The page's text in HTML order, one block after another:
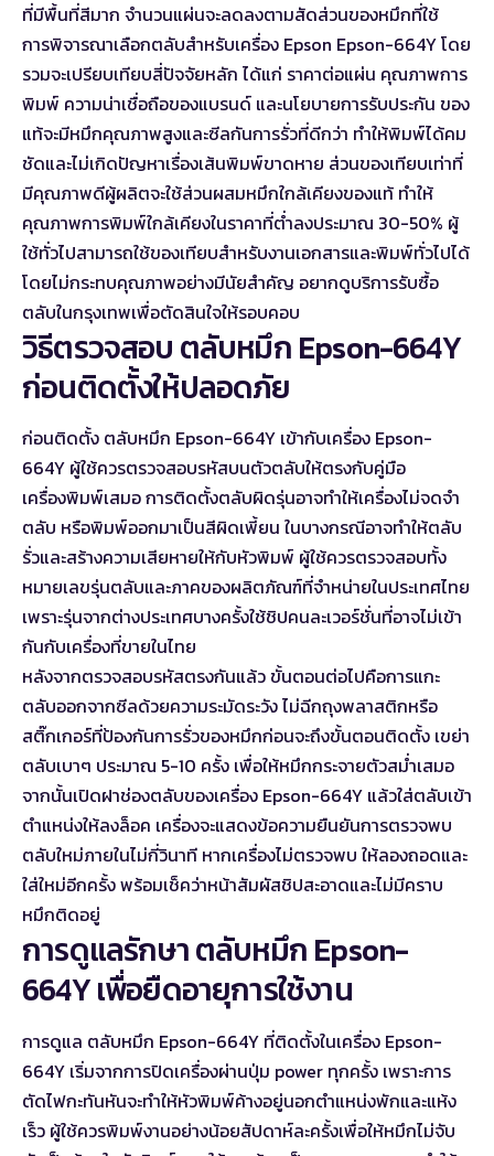
ที่มีพื้นที่สีมาก จำนวนแผ่นจะลดลงตามสัดส่วนของหมึกที่ใช้
การพิจารณาเลือกตลับสำหรับเครื่อง Epson Epson-664Y โดย
รวมจะเปรียบเทียบสี่ปัจจัยหลัก ได้แก่ ราคาต่อแผ่น คุณภาพการ
พิมพ์ ความน่าเชื่อถือของแบรนด์ และนโยบายการรับประกัน ของ
แท้จะมีหมึกคุณภาพสูงและซีลกันการรั่วที่ดีกว่า ทำให้พิมพ์ได้คม
ชัดและไม่เกิดปัญหาเรื่องเส้นพิมพ์ขาดหาย ส่วนของเทียบเท่าที่
มีคุณภาพดีผู้ผลิตจะใช้ส่วนผสมหมึกใกล้เคียงของแท้ ทำให้
คุณภาพการพิมพ์ใกล้เคียงในราคาที่ต่ำลงประมาณ 30-50% ผู้
ใช้ทั่วไปสามารถใช้ของเทียบสำหรับงานเอกสารและพิมพ์ทั่วไปได้
โดยไม่กระทบคุณภาพอย่างมีนัยสำคัญ อยากดูบริการรับซื้อ
ตลับในกรุงเทพเพื่อตัดสินใจให้รอบคอบ
วิธีตรวจสอบ ตลับหมึก Epson-664Y
ก่อนติดตั้งให้ปลอดภัย
ก่อนติดตั้ง ตลับหมึก Epson-664Y เข้ากับเครื่อง Epson-
664Y ผู้ใช้ควรตรวจสอบรหัสบนตัวตลับให้ตรงกับคู่มือ
เครื่องพิมพ์เสมอ การติดตั้งตลับผิดรุ่นอาจทำให้เครื่องไม่จดจำ
ตลับ หรือพิมพ์ออกมาเป็นสีผิดเพี้ยน ในบางกรณีอาจทำให้ตลับ
รั่วและสร้างความเสียหายให้กับหัวพิมพ์ ผู้ใช้ควรตรวจสอบทั้ง
หมายเลขรุ่นตลับและภาคของผลิตภัณฑ์ที่จำหน่ายในประเทศไทย
เพราะรุ่นจากต่างประเทศบางครั้งใช้ชิปคนละเวอร์ชั่นที่อาจไม่เข้า
กันกับเครื่องที่ขายในไทย
หลังจากตรวจสอบรหัสตรงกันแล้ว ขั้นตอนต่อไปคือการแกะ
ตลับออกจากซีลด้วยความระมัดระวัง ไม่ฉีกถุงพลาสติกหรือ
สติ๊กเกอร์ที่ป้องกันการรั่วของหมึกก่อนจะถึงขั้นตอนติดตั้ง เขย่า
ตลับเบาๆ ประมาณ 5-10 ครั้ง เพื่อให้หมึกกระจายตัวสม่ำเสมอ
จากนั้นเปิดฝาช่องตลับของเครื่อง Epson-664Y แล้วใส่ตลับเข้า
ตำแหน่งให้ลงล็อค เครื่องจะแสดงข้อความยืนยันการตรวจพบ
ตลับใหม่ภายในไม่กี่วินาที หากเครื่องไม่ตรวจพบ ให้ลองถอดและ
ใส่ใหม่อีกครั้ง พร้อมเช็คว่าหน้าสัมผัสชิปสะอาดและไม่มีคราบ
หมึกติดอยู่
การดูแลรักษา ตลับหมึก Epson-
664Y เพื่อยืดอายุการใช้งาน
การดูแล ตลับหมึก Epson-664Y ที่ติดตั้งในเครื่อง Epson-
664Y เริ่มจากการปิดเครื่องผ่านปุ่ม power ทุกครั้ง เพราะการ
ตัดไฟกะทันหันจะทำให้หัวพิมพ์ค้างอยู่นอกตำแหน่งพักและแห้ง
เร็ว ผู้ใช้ควรพิมพ์งานอย่างน้อยสัปดาห์ละครั้งเพื่อให้หมึกไม่จับ